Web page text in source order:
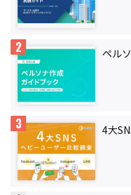
ペル
4大